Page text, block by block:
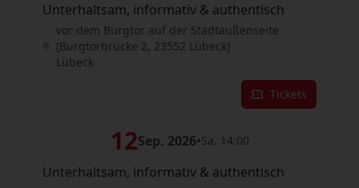
Unterhaltsam, informativ & authentisch
vor dem Burgtor auf der Stadtaußenseite
(Burgtorbrücke 2, 23552 Lübeck)
Lübeck
Tickets
12Sep. 2026•Sa. 14:00
Unterhaltsam, informativ & authentisch